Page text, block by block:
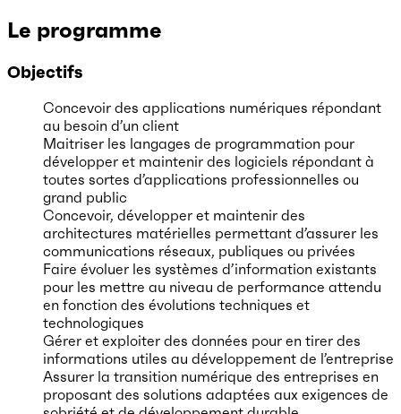
Le programme
Objectifs
Concevoir des applications numériques répondant
au besoin d’un client
Maitriser les langages de programmation pour
développer et maintenir des logiciels répondant à
toutes sortes d’applications professionnelles ou
grand public
Concevoir, développer et maintenir des
architectures matérielles permettant d’assurer les
communications réseaux, publiques ou privées
Faire évoluer les systèmes d’information existants
pour les mettre au niveau de performance attendu
en fonction des évolutions techniques et
technologiques
Gérer et exploiter des données pour en tirer des
informations utiles au développement de l’entreprise
Assurer la transition numérique des entreprises en
proposant des solutions adaptées aux exigences de